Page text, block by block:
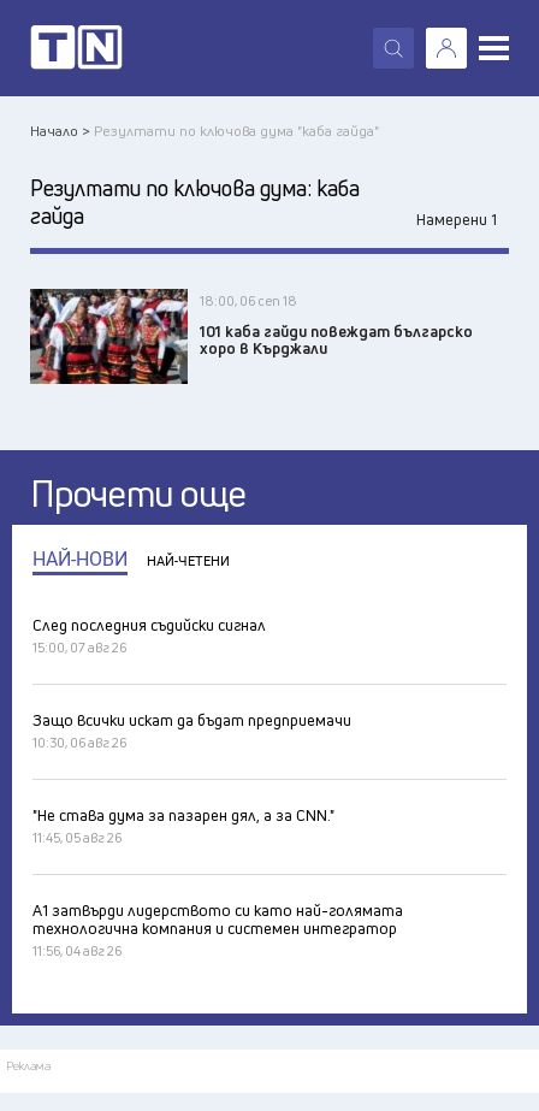
X
Начало > Резултати по ключова дума "каба гайда"
Резултати по ключова дума: каба
гайда
Намерени 1
18:00, 06 сеп 18
101 каба гайди повеждат българско
хоро в Кърджали
Прочети още
НАЙ-НОВИ НАЙ-ЧЕТЕНИ
След последния съдийски сигнал
15:00, 07 авг 26
Защо всички искат да бъдат предприемачи
10:30, 06 авг 26
"Не става дума за пазарен дял, а за CNN."
11:45, 05 авг 26
А1 затвърди лидерството си като най-голямата
технологична компания и системен интегратор
11:56, 04 авг 26
Реклама